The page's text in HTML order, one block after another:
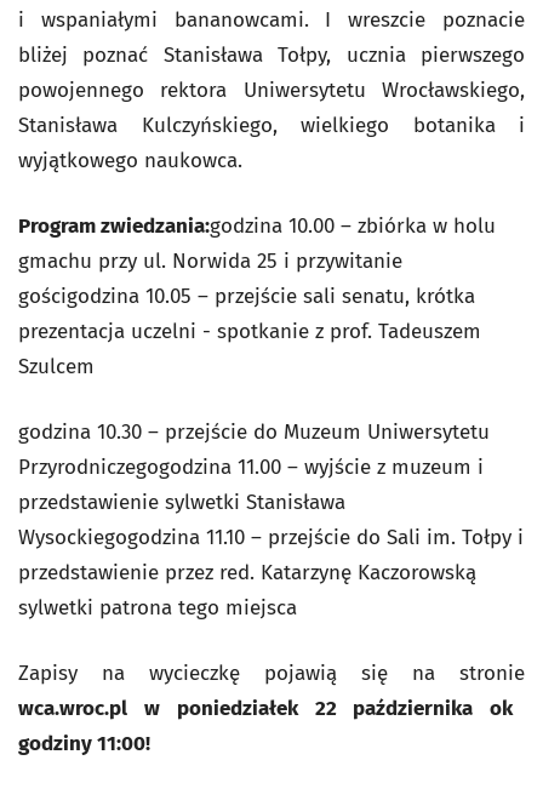
i wspaniałymi bananowcami. I wreszcie poznacie
bliżej poznać Stanisława Tołpy, ucznia pierwszego
powojennego rektora Uniwersytetu Wrocławskiego,
Stanisława Kulczyńskiego, wielkiego botanika i
wyjątkowego naukowca.
Program zwiedzania:godzina 10.00 – zbiórka w holu
gmachu przy ul. Norwida 25 i przywitanie
gościgodzina 10.05 – przejście sali senatu, krótka
prezentacja uczelni - spotkanie z prof. Tadeuszem
Szulcem
godzina 10.30 – przejście do Muzeum Uniwersytetu
Przyrodniczegogodzina 11.00 – wyjście z muzeum i
przedstawienie sylwetki Stanisława
Wysockiegogodzina 11.10 – przejście do Sali im. Tołpy i
przedstawienie przez red. Katarzynę Kaczorowską
sylwetki patrona tego miejsca
Zapisy na wycieczkę pojawią się na stronie
wca.wroc.pl w poniedziałek 22 października ok
godziny 11:00!